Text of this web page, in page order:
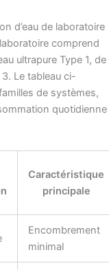
d’eau de laboratoire
comprend
ultrapure Type 1, de
3. Le tableau ci-
de systèmes,
quotidienne
Caractéristique
principale
Encombrement
minimal